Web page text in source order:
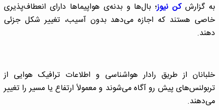
به گزارشکن نیوز؛ بال‌ها و بدنه‌ی هواپیماها دارای انعطاف‌پذیری
خاصی هستند که اجازه می‌دهد بدون آسیب، تغییر شکل جزئی
دهند.
خلبانان از طریق رادار هواشناسی و اطلاعات ترافیک هوایی از
تربولنس‌های پیش رو آگاه می‌شوند و معمولاً ارتفاع یا مسیر را تغییر
می‌دهند.